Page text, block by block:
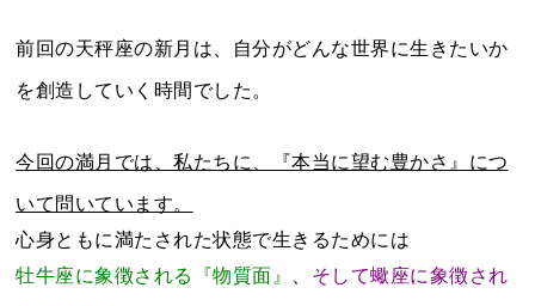
前回の天秤座の新月は、自分がどんな世界に生きたいか
を創造していく時間でした。
今回の満月では、私たちに、『本当に望む豊かさ』につ
いて問いています。
心身ともに満たされた状態で生きるためには
牡牛座に象徴される『物質面』
、 そして蠍座に象徴され